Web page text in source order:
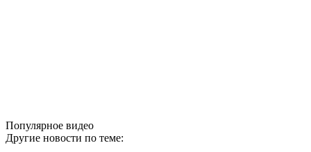
Популярное видео
Другие новости по теме: